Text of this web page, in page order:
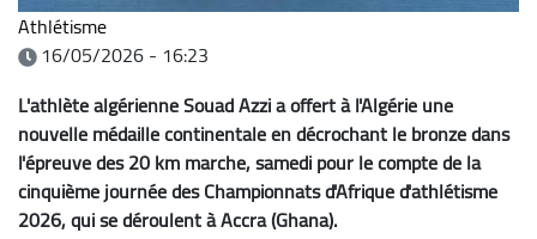
Athlétisme
16/05/2026 - 16:23
L'athlète algérienne Souad Azzi a offert à l'Algérie une
nouvelle médaille continentale en décrochant le bronze dans
l'épreuve des 20 km marche, samedi pour le compte de la
cinquième journée des Championnats d'Afrique d'athlétisme
2026, qui se déroulent à Accra (Ghana).